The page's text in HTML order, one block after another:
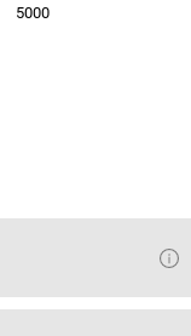
5000